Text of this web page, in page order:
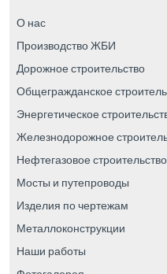
О нас
Производство ЖБИ
Дорожное строительство
Общегражданское
Энергетическое
Железнодорожное
Нефтегазовое строительство
Мосты и путепроводы
Изделия по чертежам
Металлоконструкции
Наши работы